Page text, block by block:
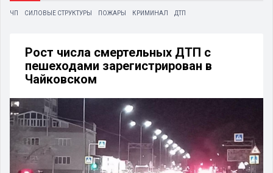
ЧП СИЛОВЫЕ СТРУКТУРЫ ПОЖАРЫ КРИМИНАЛ ДТП
Рост числа смертельных ДТП с
пешеходами зарегистрирован в
Чайковском